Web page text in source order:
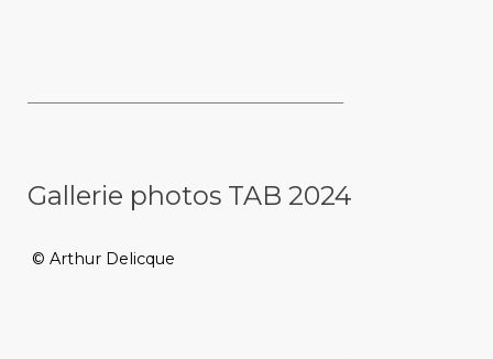
Gallerie photos TAB 2024
© Arthur Delicque